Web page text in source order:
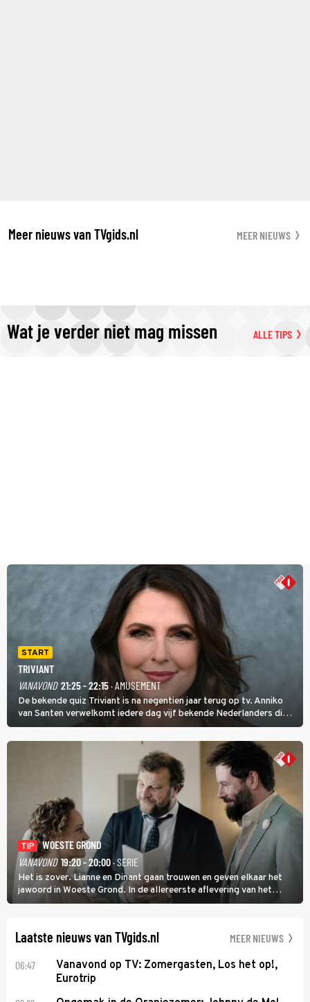
Meer nieuws van TVgids.nl MEER NIEUWS
Wat je verder niet mag missen ALLE TIPS
START
TRIVIANT
VANAVOND 21:25 - 22:15· AMUSEMENT
De bekende quiz Triviant is na negentien jaar terug op tv. Anniko
van Santen verwelkomt iedere dag vijf bekende Nederlanders die
vragen beantwoorden in verschillende categorieën. De beste
speler gaat direct door naar de finaleweek.
TIP
WOESTE GROND
VANAVOND 19:20 - 20:00· SERIE
Het is zover. Lianne en Dinant gaan trouwen en geven elkaar het
jawoord in Woeste Grond. In de allereerste aflevering van het
eerste seizoen kwam Lianne vanuit de Randstad naar Twente. Daar
Laatste nieuws van TVgids.nl MEER NIEUWS
06:47
Vanavond op TV: Zomergasten, Los het op!,
Eurotrip